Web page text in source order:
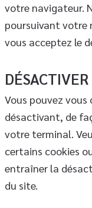
votre navigateur.
poursuivant votre
vous acceptez le
Vous pouvez vous
désactivant, de
votre terminal.
certains cookies
entraîner la
du site.